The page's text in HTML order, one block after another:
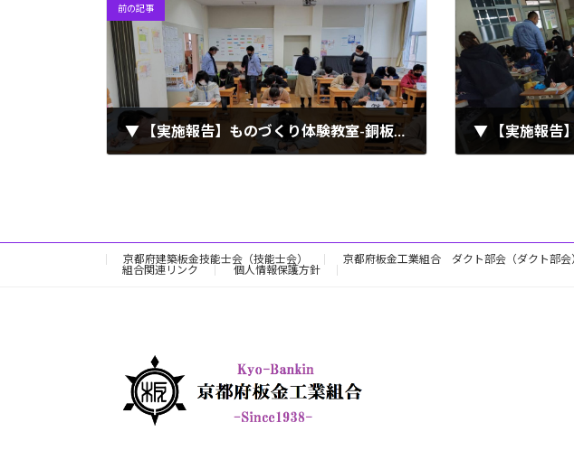
前の記事
▼ 【実施報告】ものづくり体験教室-銅板レリーフ製作（2021.11.30）
京都府建築板金技能士会（技能士会） 京都府板金工業組合 ダクト部会（ダクト部会
組合関連リンク
個人情報保護方針